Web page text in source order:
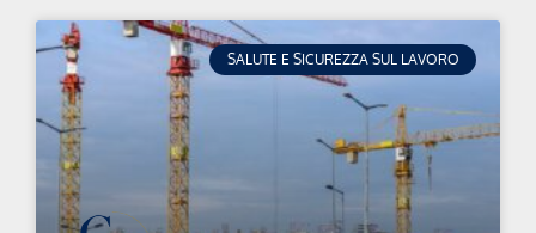
SALUTE E SICUREZZA SUL LAVORO